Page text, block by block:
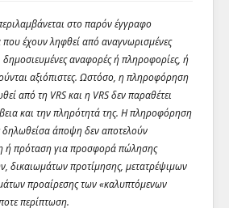
στο παρόν έγγραφο
που έχουν ληφθεί από αναγνωρισμένες
δημοσιευμένες αναφορές ή πληροφορίες, ή
αξιόπιστες. Ωστόσο, η πληροφόρηση
από τη VRS και η VRS δεν παραθέτει
και την πληρότητά της. Η πληροφόρηση
δηλωθείσα άποψη δεν αποτελούν
ή πρόταση για προσφορά πώλησης
δικαιωμάτων προτίμησης, μετατρέψιμων
προαίρεσης των «καλυπτόμενων
περίπτωση.